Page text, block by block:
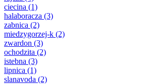
ciecina (1)
halaboracza (3)
zabnica (2)
miedzygorzej-k (2)
zwardon (3)
ochodzita (2)
istebna (3)
lipnica (1)
slanavoda (2)